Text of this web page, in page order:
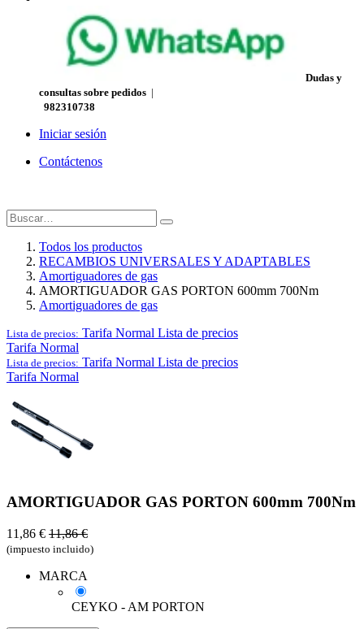
Dudas y
consultas sobre pedidos |
982310738
Iniciar sesión
Contáctenos
Todos los productos
RECAMBIOS UNIVERSALES Y ADAPTABLES
Amortiguadores de gas
AMORTIGUADOR GAS PORTON 600mm 700Nm
Amortiguadores de gas
Lista de precios: Tarifa Normal Lista de precios
Tarifa Normal
Lista de precios: Tarifa Normal Lista de precios
Tarifa Normal
AMORTIGUADOR GAS PORTON 600mm 700Nm
11,86 € 11,86€
(impuesto incluido)
MARCA
CEYKO - AM PORTON